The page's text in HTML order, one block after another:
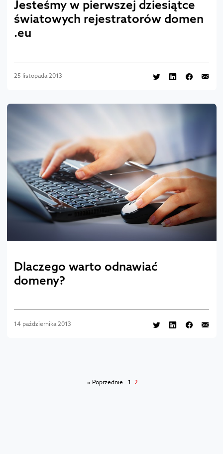
Jesteśmy w pierwszej dziesiątce
światowych rejestratorów domen
.eu
25 listopada 2013
Dlaczego warto odnawiać
domeny?
14 października 2013
« Poprzednie 1 2